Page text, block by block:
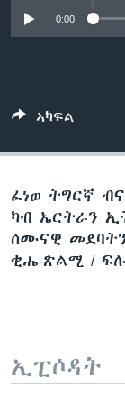
ቂሔ ጽልሚ
ቋንቋታት
0:00
ኣካፍል
ፈነወ ትግርኛ
ካብ ኤርትራን
ሰሙናዊ
ቂሔ-ጽልሚ /
ኢፒሶዳት